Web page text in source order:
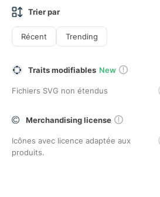
Trier par
Récent Trending
Traits modifiables New
Fichiers SVG non étendus
Merchandising license
Icônes avec licence adaptée aux
produits.